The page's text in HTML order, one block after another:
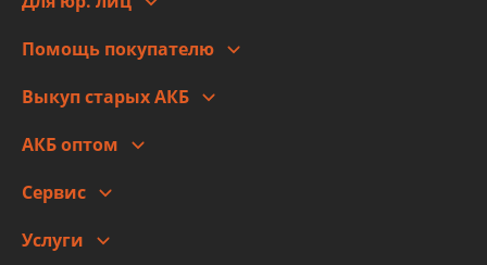
Помощь покупателю
Оплата
Гарантии и возврат
Выкуп старых АКБ
АКБ оптом
Сервис
Заправка кондиционера авто
Услуги